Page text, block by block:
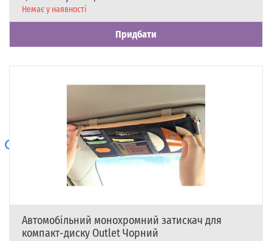
Наявність
Немає у наявності
Придбати
Автомобільний монохромний затискач для
компакт-диску Outlet Чорний